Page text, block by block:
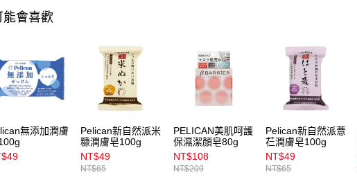
能會喜歡
無添加潤膚
Pelican新自然派米
糠潤膚皂100g
NT$49
NT$65
PELICAN美肌呵護
保濕潔顏皂80g
NT$108
NT$209
Pelican新自然派薏
芢潤膚皂100g
NT$49
NT$65